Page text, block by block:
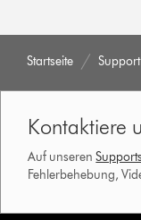
Startseite Support
Kontaktiere
Auf unseren
Fehlerbehebung,